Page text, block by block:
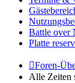
Battle over
Platte
Foren-
Alle Zeiten